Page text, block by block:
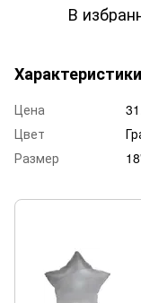
В
Характеристики
Цена
Цвет
Размер